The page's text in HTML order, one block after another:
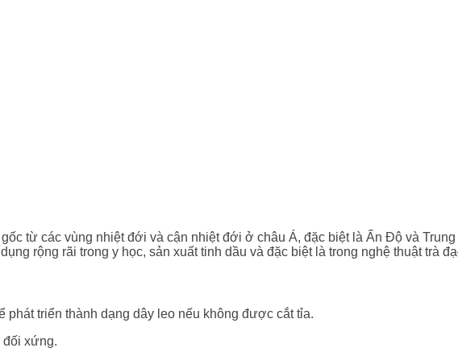
từ các vùng nhiệt đới và cận nhiệt đới ở châu Á, đặc biệt là Ấn Độ và
rộng rãi trong y học, sản xuất tinh dầu và đặc biệt là trong nghệ thuật trà
triển thành dạng dây leo nếu không được cắt tỉa.
đối xứng.